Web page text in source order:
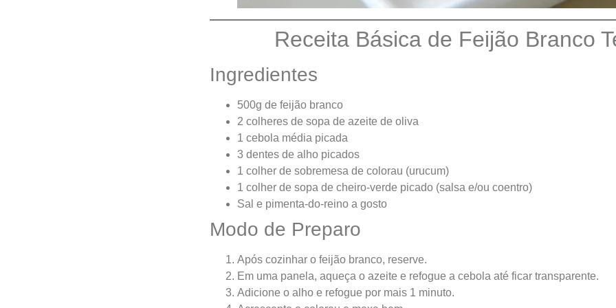
Receita Básica de Feijão Branco
Ingredientes
500g de feijão branco
2 colheres de sopa de azeite de oliva
1 cebola média picada
3 dentes de alho picados
1 colher de sobremesa de colorau (urucum)
1 colher de sopa de cheiro-verde picado (salsa e/ou coentro)
Sal e pimenta-do-reino a gosto
Modo de Preparo
Após cozinhar o feijão branco, reserve.
Em uma panela, aqueça o azeite e refogue a cebola até ficar transparente.
Adicione o alho e refogue por mais 1 minuto.